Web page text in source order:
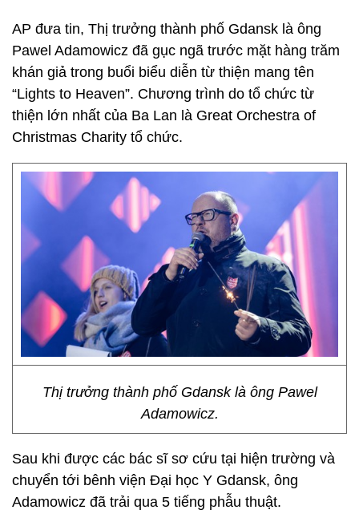
AP đưa tin, Thị trưởng thành phố Gdansk là ông
Pawel Adamowicz đã gục ngã trước mặt hàng trăm
khán giả trong buổi biểu diễn từ thiện mang tên
“Lights to Heaven”. Chương trình do tổ chức từ
thiện lớn nhất của Ba Lan là Great Orchestra of
Christmas Charity tổ chức.
Thị trưởng thành phố Gdansk là ông Pawel
Adamowicz.
Sau khi được các bác sĩ sơ cứu tại hiện trường và
chuyển tới bênh viện Đại học Y Gdansk, ông
Adamowicz đã trải qua 5 tiếng phẫu thuật.